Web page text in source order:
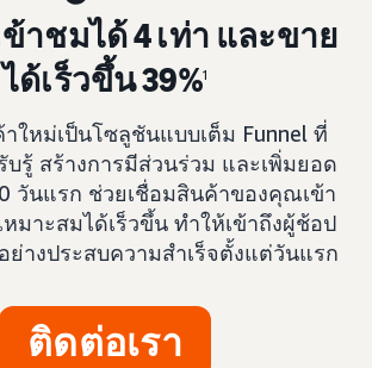
าชมได้ 4 เท่า และขาย
ได้เร็วขึ้น 39%1
ใหม่เป็นโซลูชันแบบเต็ม Funnel ที่
บรู้ สร้างการมีส่วนร่วม และเพิ่มยอด
วันแรก ช่วยเชื่อมสินค้าของคุณเข้า
หมาะสมได้เร็วขึ้น ทำให้เข้าถึงผู้ช้อป
ย่างประสบความสำเร็จตั้งแต่วันแรก
ติดต่อเรา